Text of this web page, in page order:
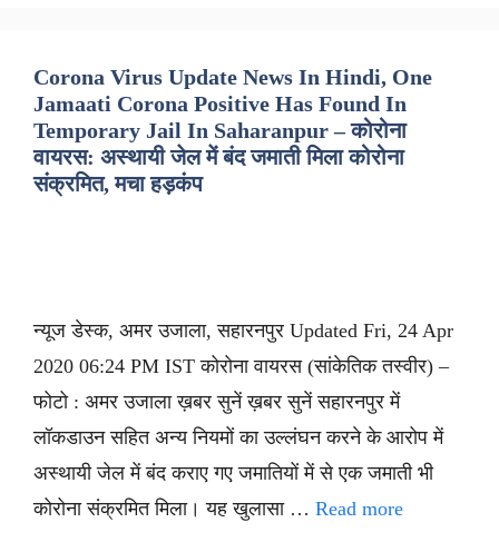
Corona Virus Update News In Hindi, One
Jamaati Corona Positive Has Found In
Temporary Jail In Saharanpur – कोरोना
वायरस: अस्थायी जेल में बंद जमाती मिला कोरोना
संक्रमित, मचा हड़कंप
न्यूज डेस्क, अमर उजाला, सहारनपुर Updated Fri, 24 Apr
2020 06:24 PM IST कोरोना वायरस (सांकेतिक तस्वीर) –
फोटो : अमर उजाला ख़बर सुनें ख़बर सुनें सहारनपुर में
लॉकडाउन सहित अन्य नियमों का उल्लंघन करने के आरोप में
अस्थायी जेल में बंद कराए गए जमातियों में से एक जमाती भी
कोरोना संक्रमित मिला। यह खुलासा … Read more